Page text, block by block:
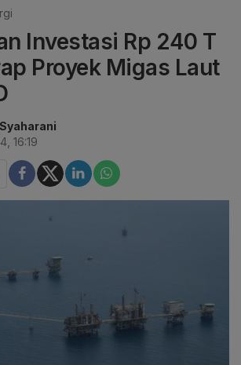
Investasi Rp 240 T
Proyek Migas Laut
16:19